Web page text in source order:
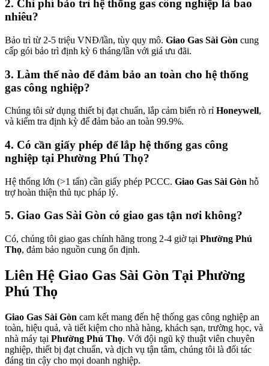
2. Chi phí bảo trì hệ thống gas công nghiệp là bao
nhiêu?
Bảo trì từ 2-5 triệu VNĐ/lần, tùy quy mô. Giao Gas Sài Gòn cung
cấp gói bảo trì định kỳ 6 tháng/lần với giá ưu đãi.
3. Làm thế nào để đảm bảo an toàn cho hệ thống
gas công nghiệp?
Chúng tôi sử dụng thiết bị đạt chuẩn, lắp cảm biến rò rỉ Honeywell,
và kiểm tra định kỳ để đảm bảo an toàn 99.9%.
4. Có cần giấy phép để lắp hệ thống gas công
nghiệp tại Phường Phú Thọ?
Hệ thống lớn (>1 tấn) cần giấy phép PCCC. Giao Gas Sài Gòn hỗ
trợ hoàn thiện thủ tục pháp lý.
5. Giao Gas Sài Gòn có giao gas tận nơi không?
Có, chúng tôi giao gas chính hãng trong 2-4 giờ tại Phường Phú
Thọ, đảm bảo nguồn cung ổn định.
Liên Hệ Giao Gas Sài Gòn Tại Phường
Phú Thọ
Giao Gas Sài Gòn cam kết mang đến hệ thống gas công nghiệp an
toàn, hiệu quả, và tiết kiệm cho nhà hàng, khách sạn, trường học, và
nhà máy tại Phường Phú Thọ. Với đội ngũ kỹ thuật viên chuyên
nghiệp, thiết bị đạt chuẩn, và dịch vụ tận tâm, chúng tôi là đối tác
đáng tin cậy cho mọi doanh nghiệp.